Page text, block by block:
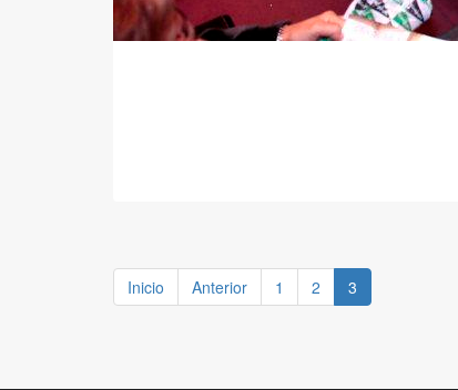
Inicio Anterior 1 2 3